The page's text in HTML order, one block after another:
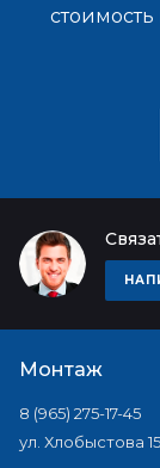
Монтаж
8 (965) 275-17-45
ул. Хлобыстова